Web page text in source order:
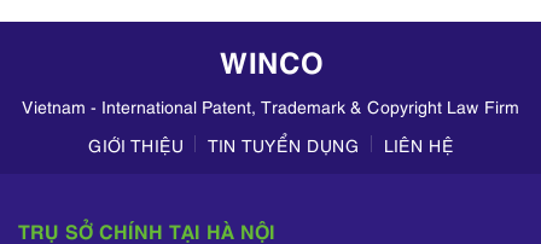
file ) ( DOC file) Giấy
WINCO
Vietnam - International Patent, Trademark & Copyright Law Firm
GIỚI THIỆU
TIN TUYỂN DỤNG LIÊN HỆ
TRỤ SỞ CHÍNH TẠI HÀ NỘI